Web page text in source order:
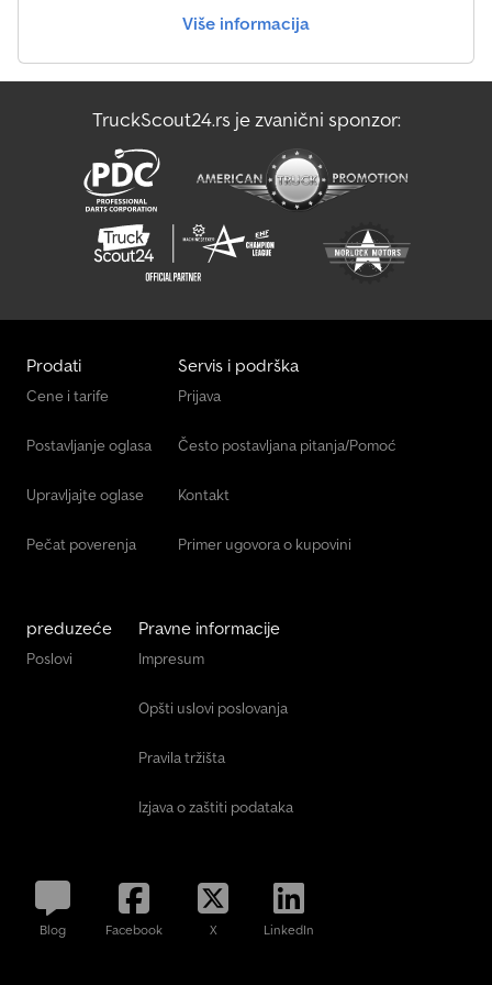
Više informacija
TruckScout24.rs je zvanični sponzor:
Prodati
Cene i tarife
Postavljanje oglasa
Upravljajte oglase
Pečat poverenja
Servis i podrška
Prijava
Često postavljana pitanja/Pomoć
Kontakt
Primer ugovora o kupovini
preduzeće
Poslovi
Pravne informacije
Impresum
Opšti uslovi poslovanja
Pravila tržišta
Izjava o zaštiti podataka
Blog Facebook X LinkedIn